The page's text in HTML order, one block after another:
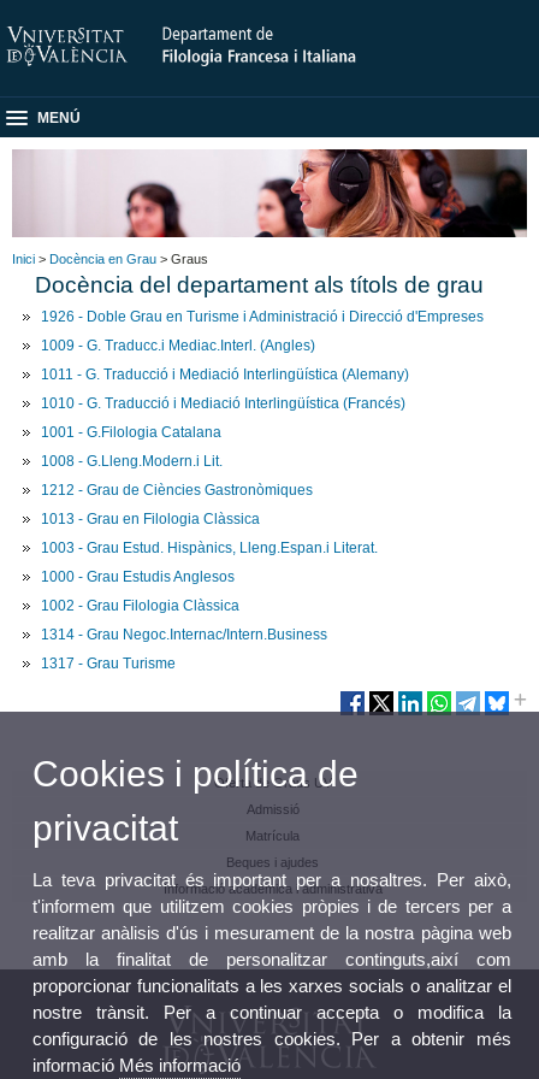
MENÚ
Inici > Docència en Grau > Graus
Docència del departament als títols de grau
1926 - Doble Grau en Turisme i Administració i Direcció d'Empreses
1009 - G. Traducc.i Mediac.Interl. (Angles)
1011 - G. Traducció i Mediació Interlingüística (Alemany)
1010 - G. Traducció i Mediació Interlingüística (Francés)
1001 - G.Filologia Catalana
1008 - G.Lleng.Modern.i Lit.
1212 - Grau de Ciències Gastronòmiques
1013 - Grau en Filologia Clàssica
1003 - Grau Estud. Hispànics, Lleng.Espan.i Literat.
1000 - Grau Estudis Anglesos
1002 - Grau Filologia Clàssica
1314 - Grau Negoc.Internac/Intern.Business
1317 - Grau Turisme
Oferta de Graus UV
Admissió
Matrícula
Beques i ajudes
Informació acadèmica i administrativa
Cookies i política de
privacitat
La teva privacitat és important per a nosaltres. Per això,
t'informem que utilitzem cookies pròpies i de tercers per a
realitzar anàlisis d'ús i mesurament de la nostra pàgina web
amb la finalitat de personalitzar continguts,així com
proporcionar funcionalitats a les xarxes socials o analitzar el
nostre trànsit. Per a continuar accepta o modifica la
configuració de les nostres cookies. Per a obtenir més
informació Més informació